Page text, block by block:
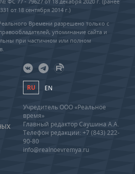
от 18 сентября 2014 г.)
Времени разрешено только с
упоминание сайта и
при частичном или полном
RU EN
Учредитель ООО «Реальное
время»
Главный редактор Саушина А.А.
Телефон редакции: +7 (843) 222-
90-80
info@realnoevremya.ru